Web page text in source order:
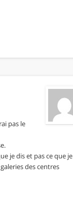
pas le
je dis et pas ce que je
des centres